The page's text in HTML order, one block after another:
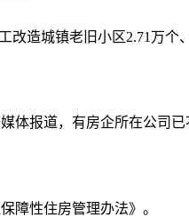
造城镇老旧小区2.71万个
体报道，有房企所在公司已
障性住房管理办法》。